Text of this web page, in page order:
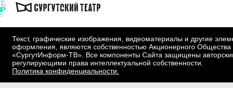
Текст, графические изображения, видеоматериалы и другие
оформления, являются собственностью Акционерного
«СургутИнформ-ТВ». Все компоненты Сайта защищены
регулирующими права интеллектуальной собственности.
Политика конфиденциальности.